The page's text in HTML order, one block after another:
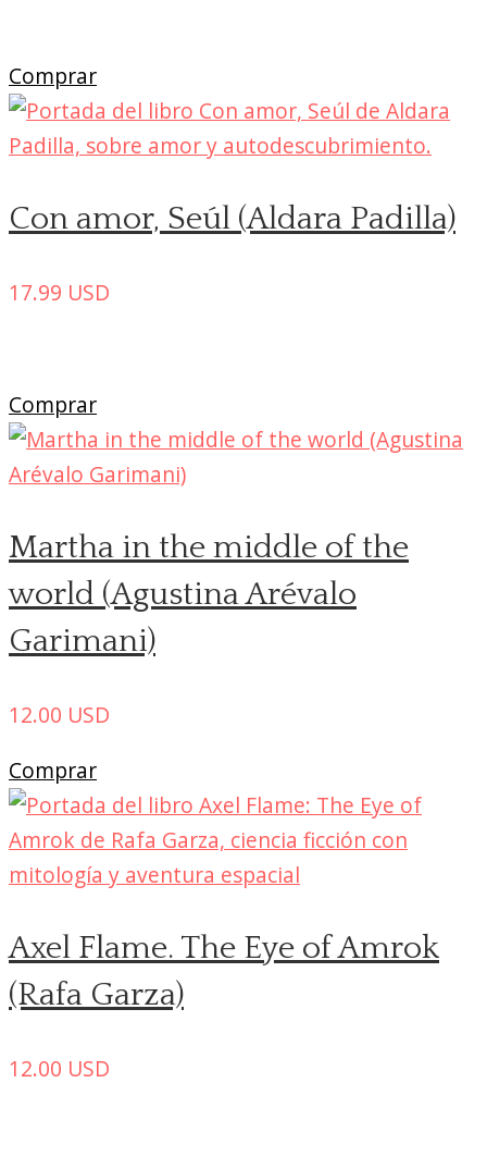
Comprar
Con amor, Seúl (Aldara Padilla)
17.99 USD
Comprar
Martha in the middle of the
world (Agustina Arévalo
Garimani)
12.00 USD
Comprar
Axel Flame. The Eye of Amrok
(Rafa Garza)
12.00 USD